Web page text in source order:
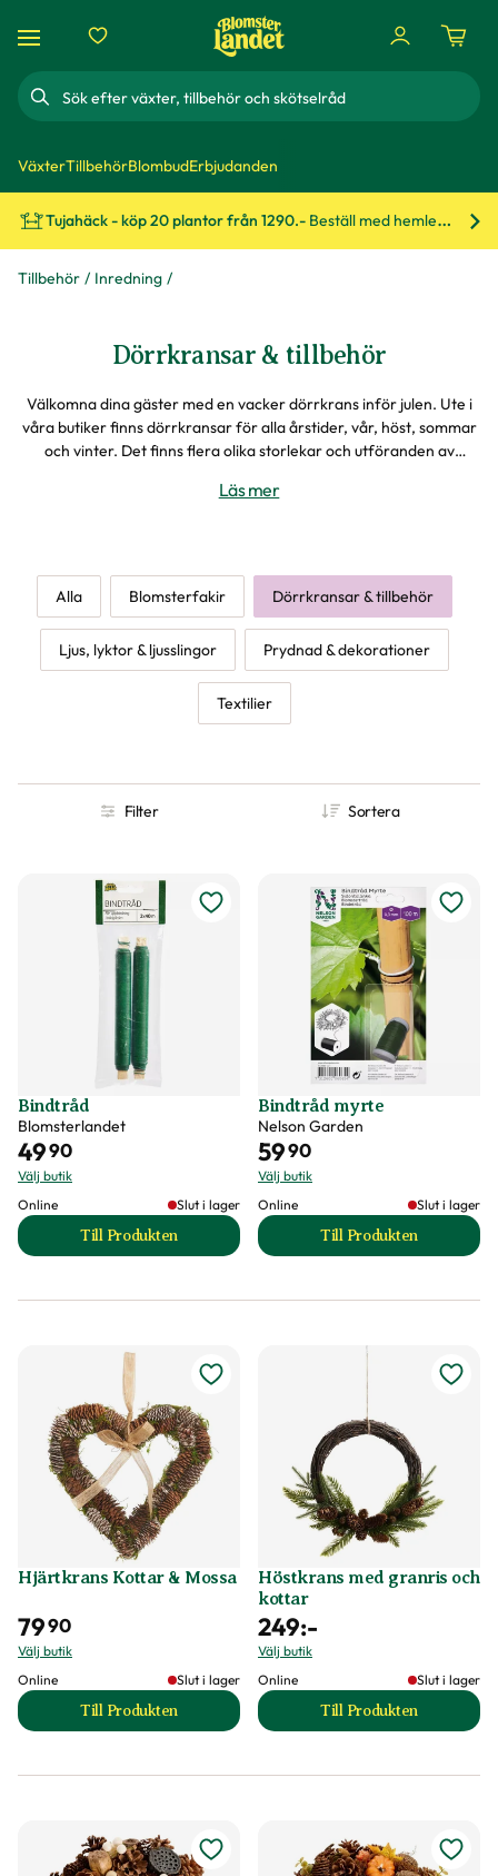
Sök
VäxterTillbehörBlombudErbjudanden
Tujahäck - köp 20 plantor från 1290.- Beställ med hemleverans!
Tillbehör Inredning
Dörrkransar & tillbehör
Välkomna dina gäster med en vacker dörrkrans inför julen. Ute i
våra butiker finns dörrkransar för alla årstider, vår, höst, sommar
och vinter. Det finns flera olika storlekar och utföranden av
har vi också odekorerade stommar. Online kan du köpa
Läs mer
Alla Blomsterfakir Dörrkransar & tillbehör
Ljus, lyktor & ljusslingor Prydnad & dekorationer
Textilier
Filter Sortera
Bindtråd
Blomsterlandet
4990
Välj butik
Online
Slut i lager
Till Produkten
till Bindtråd produktsida
Bindtråd myrte
Nelson Garden
5990
Välj butik
Online
Slut i lager
Till Produkten
till Bindtråd myrte
Hjärtkrans Kottar & Mossa
7990
Välj butik
Online
Slut i lager
Till Produkten
till Hjärtkrans Kottar & Mossa produktsida
Höstkrans med granris och
kottar
249:-
Välj butik
Online
Slut i lager
Till Produkten
till Höstkrans